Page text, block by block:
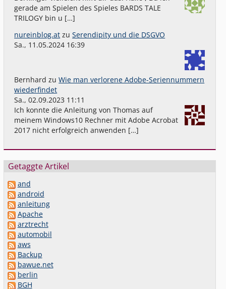
gerade am Spielen des Spieles BARDS TALE
TRILOGY bin u […]
nureinblog.at zuSerendipity und die DSGVO
Sa., 11.05.2024 16:39
Bernhard zuWie man verlorene Adobe-Seriennummern
wiederfindet
Sa., 02.09.2023 11:11
Ich konnte die Anleitung von Thomas auf
meinem Windows10 Rechner mit Adobe Acrobat
2017 nicht erfolgreich anwenden […]
Getaggte Artikel
and
android
anleitung
Apache
arztrecht
automobil
aws
Backup
bawue.net
berlin
BGH